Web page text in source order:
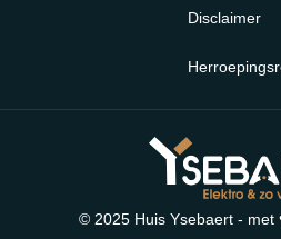
Disclaimer
© 2025 Huis Ysebaert - met